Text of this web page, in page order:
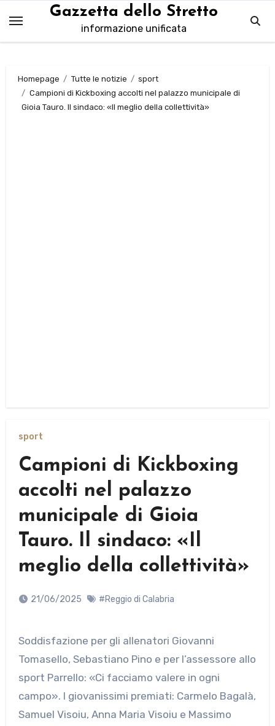
contenuto
Gazzetta dello Stretto
informazione unificata
Homepage Tutte le notizie
sport
Campioni di Kickboxing accolti nel palazzo municipale di
Gioia Tauro. Il sindaco: «Il meglio della collettività»
sport
Campioni di Kickboxing
accolti nel palazzo
municipale di Gioia
Tauro. Il sindaco: «Il
meglio della collettività»
21/06/2025 #Reggio di Calabria
Soddisfazione per gli allenatori Giovanni
Tomasello, Sebastiano Pino e per l’assessore allo
sport Parrello: «Ci facciamo valere in ogni
campo». I giovanissimi premiati: Carmelo Bagalà,
Samuel Visoiu, Anna Maria Visoiu e Massimo